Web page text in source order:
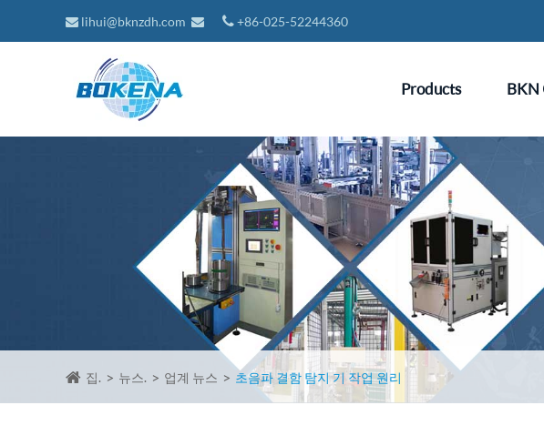
lihui@bknzdh.com +86-025-52244360
Products BKN
집. 뉴스. 업계 뉴스 초음파 결함 탐지 기 작업 원리